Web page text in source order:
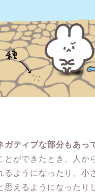
ガティブな部分もあっ
とができたとき、人か
るようになったり、小
思えるようになったり